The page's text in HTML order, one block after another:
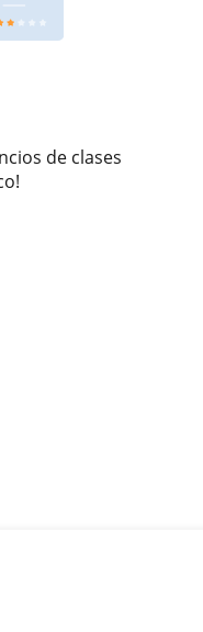
de clases